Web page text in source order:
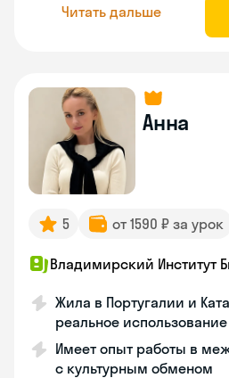
Читать дальше
Анна
5 от 1590 ₽ за урок
Владимирский Институт
Жила в Португалии и
реальное
Имеет опыт работы в
с культурным обменом